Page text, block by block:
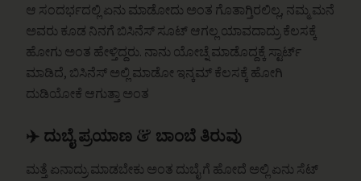
ಆ ಸಂದರ್ಭದಲ್ಲಿ ಏನು ಮಾಡೋದು ಅಂತ ಗೊತಾಗ್ತಿರಲಿಲ್ಲ, ನಮ್ಮ ಮನೆ
ಅವರು ಕೂಡ ನಿನಗೆ ಬಿಸಿನೆಸ್ ಸೂಟ್ ಆಗಲ್ಲ ಯಾವದಾದ್ರು ಕೆಲಸಕ್ಕೆ
ಹೋಗು ಅಂತ ಹೇಳ್ತಿದ್ದರು. ನಾನು ಯೋಚ್ನೆ ಮಾಡೊದ್ದಕ್ಕೆ ಸ್ಟಾರ್ಟ್
ಮಾಡಿದೆ, ಬಿಸಿನೆಸ್ ಅಲ್ಲಿ ಮಾಡೋ ಇನ್ಕಮ್ ಕೆಲಸಕ್ಕೆ ಹೋಗಿ
ದುಡಿಯೋಕೆ ಆಗುತ್ತಾ ಅಂತ
✈️ ದುಬೈ ಪ್ರಯಾಣ & ಬಾಂಬೆ ತಿರುವು
ಮತ್ತೆ ಏನಾದ್ರು ಮಾಡಬೇಕು ಅಂತ ದುಬೈ ಗೆ ಹೋದೆ ಅಲ್ಲಿ ಏನು ಸೆಟ್